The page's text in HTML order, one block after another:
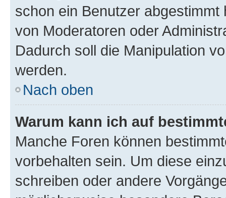
schon ein Benutzer
von Moderatoren oder
Dadurch soll die Manipulation
werden.
Nach oben
Warum kann ich auf
Manche Foren können
vorbehalten sein. Um diese
schreiben oder andere